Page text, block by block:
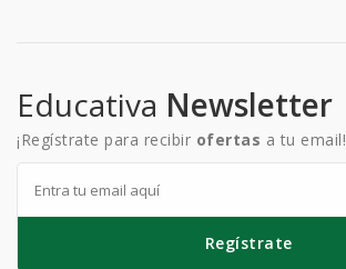
Educativa Newsletter
¡Regístrate para recibir ofertas a tu email!
Regístrate